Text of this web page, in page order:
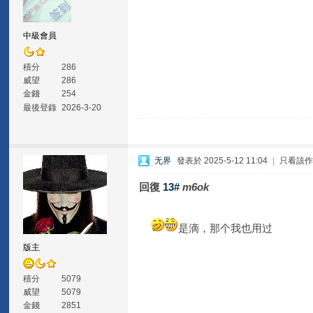
中級會員
積分
286
威望
286
金錢
254
最後登錄 2026-3-20
版主
積分
5079
威望
5079
金錢
2851
无界 發表於 2025-5-12 11:04 只看該
回復 13# m6ok
是滴，那个我也用过